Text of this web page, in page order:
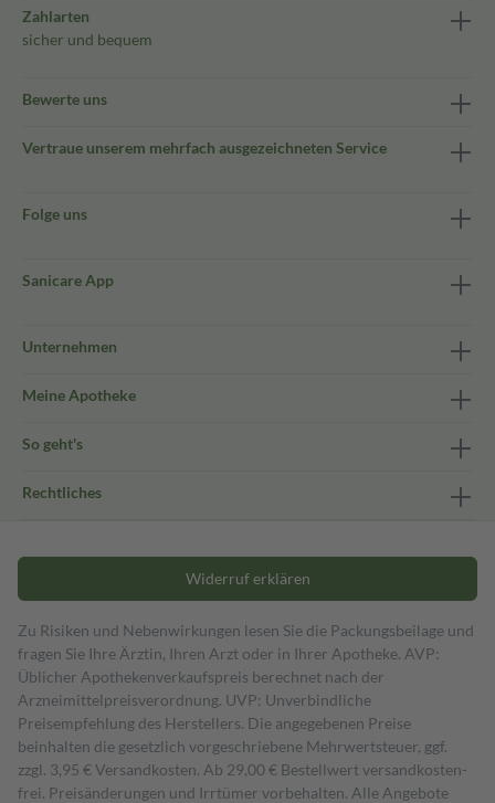
Zahlarten
sicher und bequem
Bewerte uns
Vertraue unserem mehrfach ausgezeichneten Service
Folge uns
Sanicare App
Unternehmen
Meine Apotheke
So geht's
Rechtliches
Widerruf erklären
Zu Risiken und Nebenwirkungen lesen Sie die Packungsbeilage und
fragen Sie Ihre Ärztin, Ihren Arzt oder in Ihrer Apotheke. AVP:
Üblicher Apothekenverkaufspreis berechnet nach der
Arzneimittelpreisverordnung. UVP: Unverbindliche
Preisempfehlung des Herstellers. Die angegebenen Preise
beinhalten die gesetzlich vorgeschriebene Mehrwertsteuer, ggf.
zzgl. 3,95 € Versandkosten. Ab 29,00 € Bestell­wert versand­kosten­
frei. Preisänderungen und Irrtümer vorbehalten. Alle Angebote